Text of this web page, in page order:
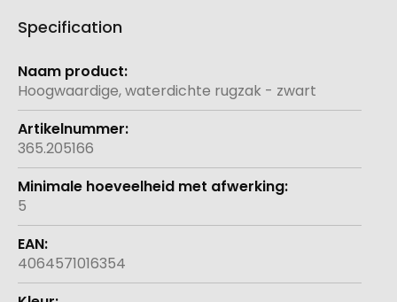
Specification
Meer
informatie
Hoogwaardige, waterdichte rugzak - zwart
365.205166
5
4064571016354